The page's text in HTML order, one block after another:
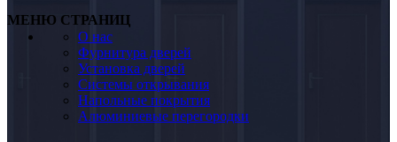
МЕНЮ СТРАНИЦ
О нас
Фурнитура дверей
Установка дверей
Системы открывания
Напольные покрытия
Алюминиевые перегородки